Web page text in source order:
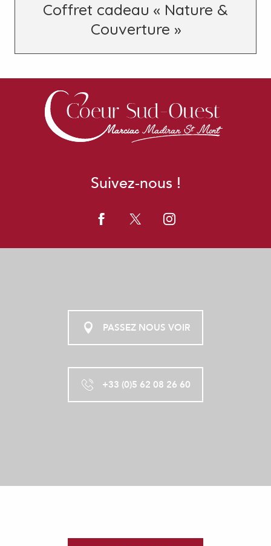
Coffret cadeau « Nature &
Couverture »
Suivez-nous !
PASSEZ NOUS VOIR
+33 (0)5 62 08 26 60